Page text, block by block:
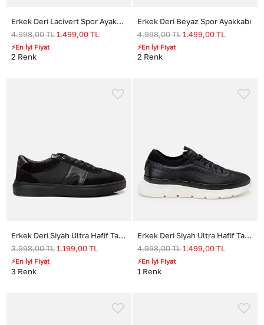
Erkek Deri Lacivert Spor Ayakkabı
4.998,00TL 1.499,00 TL
⚡En İyi Fiyat
2 Renk
Erkek Deri Beyaz Spor Ayakkabı
4.998,00TL1.499,00 TL
⚡En İyi Fiyat
2 Renk
Erkek Deri Siyah Ultra Hafif Tabanlı Spor Ayakkabı
3.998,00TL 1.199,00 TL
⚡En İyi Fiyat
3 Renk
Erkek Deri Siyah Ultra Hafif Tabanlı Spor Ayakkabı
4.998,00TL1.499,00 TL
⚡En İyi Fiyat
1 Renk